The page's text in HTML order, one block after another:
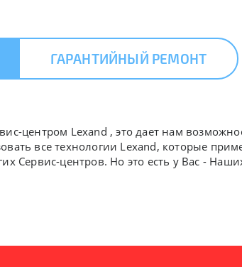
ГАРАНТИЙНЫЙ РЕМОНТ
центром Lexand , это дает нам
все технологии Lexand, которые
Сервис-центров. Но это есть у Вас -